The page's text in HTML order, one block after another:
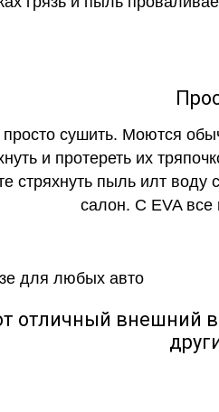
сушить. Моются
и протереть их
стряхнуть пыль илт воду
салон. С EVA все
отличный внешний